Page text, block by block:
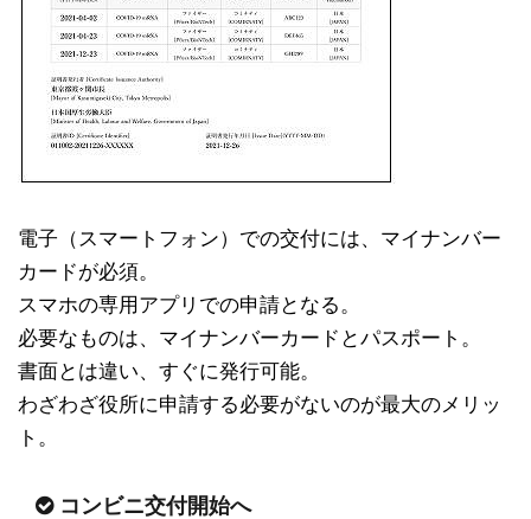
電子（スマートフォン）での交付には、マイナンバー
カードが必須。
スマホの専用アプリでの申請となる。
必要なものは、マイナンバーカードとパスポート。
書面とは違い、すぐに発行可能。
わざわざ役所に申請する必要がないのが最大のメリッ
ト。
コンビニ交付開始へ